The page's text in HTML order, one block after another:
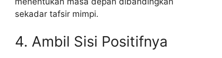
sekadar tafsir mimpi.
4. Ambil Sisi Positifnya